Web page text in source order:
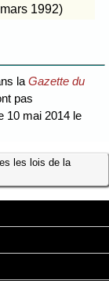
1992)
laGazette du
pas
10 mai 2014 le
les lois de la